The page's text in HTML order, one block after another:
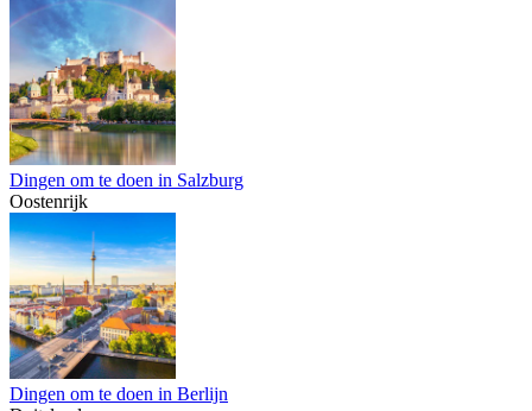
Dingen om te doen in Salzburg
Oostenrijk
Dingen om te doen in Berlijn